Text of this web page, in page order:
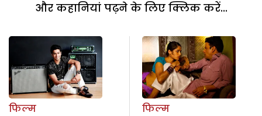
और कहानियां पढ़ने के लिए क्लिक करें...
फिल्म
फिल्म